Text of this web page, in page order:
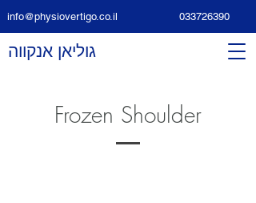
033726390
info@physiovertigo.co.il
גוליאן אנקווה
Frozen Shoulder